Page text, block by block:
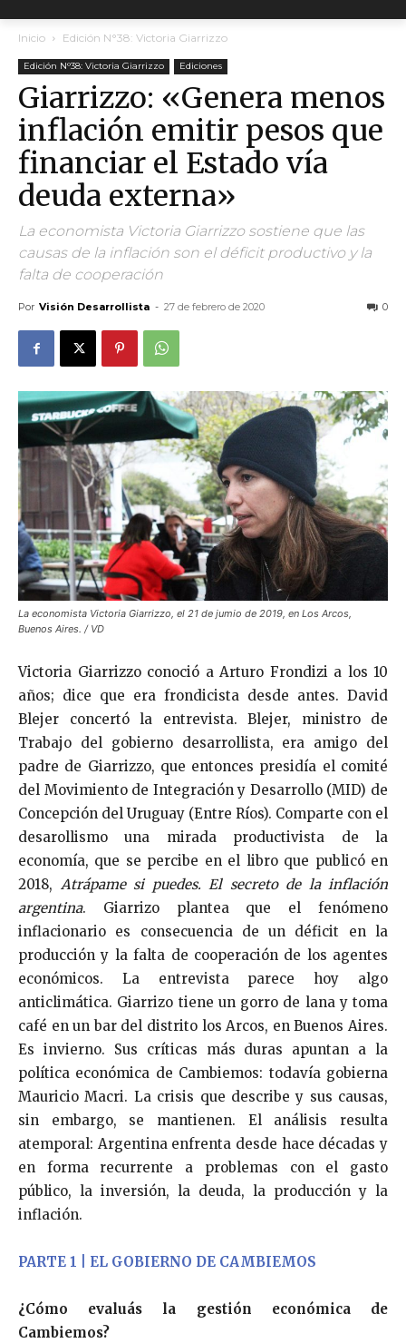
Inicio Edición N°38: Victoria Giarrizzo
Edición N°38: Victoria Giarrizzo Ediciones
Giarrizzo: «Genera menos
inflación emitir pesos que
financiar el Estado vía
deuda externa»
La economista Victoria Giarrizzo sostiene que las
causas de la inflación son el déficit productivo y la
falta de cooperación
Por Visión Desarrollista - 27 de febrero de 2020 0
La economista Victoria Giarrizzo, el 21 de jumio de 2019, en Los Arcos,
Buenos Aires. / VD
Victoria Giarrizzo conoció a Arturo Frondizi a los 10
años; dice que era frondicista desde antes. David
Blejer concertó la entrevista. Blejer, ministro de
Trabajo del gobierno desarrollista, era amigo del
padre de Giarrizzo, que entonces presidía el comité
del Movimiento de Integración y Desarrollo (MID) de
Concepción del Uruguay (Entre Ríos). Comparte con el
desarollismo una mirada productivista de la
economía, que se percibe en el libro que publicó en
2018, Atrápame si puedes. El secreto de la inflación
argentina. Giarrizo plantea que el fenómeno
inflacionario es consecuencia de un déficit en la
producción y la falta de cooperación de los agentes
económicos. La entrevista parece hoy algo
anticlimática. Giarrizo tiene un gorro de lana y toma
café en un bar del distrito los Arcos, en Buenos Aires.
Es invierno. Sus críticas más duras apuntan a la
política económica de Cambiemos: todavía gobierna
Mauricio Macri. La crisis que describe y sus causas,
sin embargo, se mantienen. El análisis resulta
atemporal: Argentina enfrenta desde hace décadas y
en forma recurrente a problemas con el gasto
público, la inversión, la deuda, la producción y la
inflación.
PARTE 1 | EL GOBIERNO DE CAMBIEMOS
¿Cómo evaluás la gestión económica de
Cambiemos?